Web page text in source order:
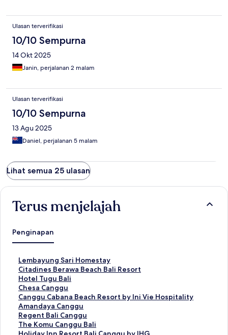
Ulasan terverifikasi
10/10 Sempurna
14 Okt 2025
Janin, perjalanan 2 malam
Ulasan terverifikasi
10/10 Sempurna
13 Agu 2025
Daniel, perjalanan 5 malam
Lihat semua 25 ulasan
Terus menjelajah
Penginapan
Lembayung Sari Homestay
T
a
u
t
a
n
S
t
a
Citadines Berawa Beach Bali Resort
T
a
u
t
a
n
S
t
Hotel Tugu Bali
T
a
u
t
a
n
S
Chesa Canggu
T
a
u
t
a
n
Canggu Cabana Beach Resort by Ini Vie Hospitality
T
a
u
t
a
Amandaya Canggu
T
a
u
t
Regent Bali Canggu
T
a
u
The Komu Canggu Bali
T
a
T